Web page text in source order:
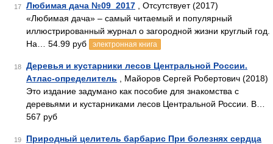
17 Любимая дача №09_2017 , Отсутствует (2017)
«Любимая дача» – самый читаемый и популярный
иллюстрированный журнал о загородной жизни круглый год.
На… 54.99 руб
электронная книга
18
Деревья и кустарники лесов Центральной России.
Атлас-определитель , Майоров Сергей Робертович (2018)
Это издание задумано как пособие для знакомства с
деревьями и кустарниками лесов Центральной России. В…
567 руб
19
Природный целитель барбарис При болезнях сердца